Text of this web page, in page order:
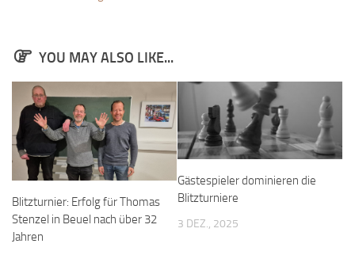
YOU MAY ALSO LIKE...
Blitzturnier: Erfolg für Thomas
Stenzel in Beuel nach über 32
Jahren
Gästespieler dominieren die
Blitzturniere
3 DEZ., 2025